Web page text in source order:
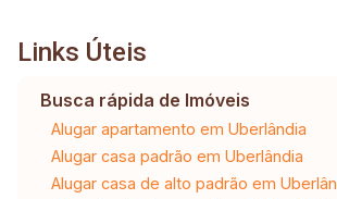
Links Úteis
Busca rápida de Imóveis
Alugar apartamento em Uberlândia
Alugar casa padrão em Uberlândia
Alugar casa de alto padrão em